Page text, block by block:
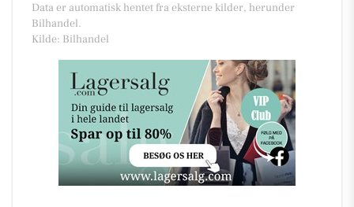
Data er automatisk hentet fra eksterne kilder, herunder
Bilhandel.
Kilde: Bilhandel